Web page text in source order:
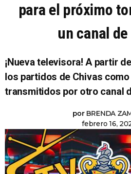
para el próximo
un canal
¡Nueva televisora! A partir
los partidos de Chivas
transmitidos por otro canal
por BRENDA
febrero 16,